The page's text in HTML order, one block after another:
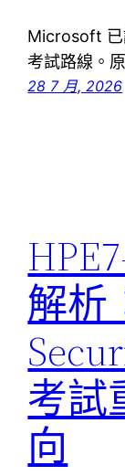
Microsoft 已
考試路線。
28 7 月, 2026
解析
考試
向